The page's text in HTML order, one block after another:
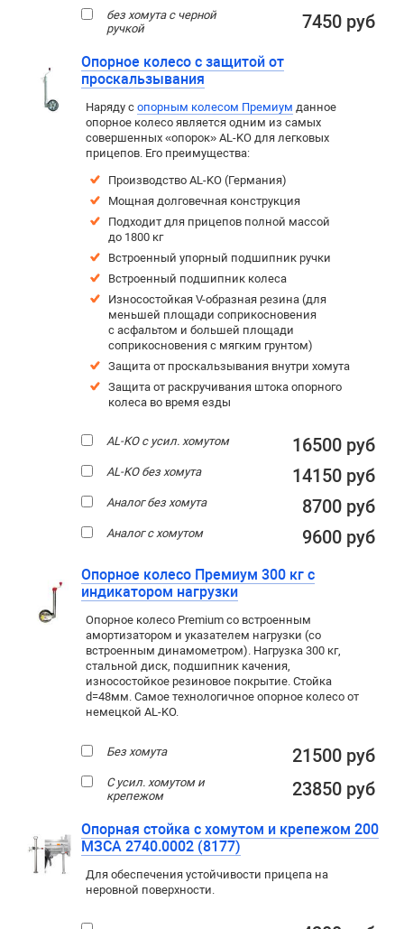
без хомута с черной
ручкой
7450 руб
Опорное колесо с защитой от
проскальзывания
Наряду с опорным колесом Премиум данное
опорное колесо является одним из самых
совершенных «опорок» AL-KO для легковых
прицепов. Его преимущества:
Производство AL-KO (Германия)
Мощная долговечная конструкция
Подходит для прицепов полной массой
до 1800 кг
Встроенный упорный подшипник ручки
Встроенный подшипник колеса
Износостойкая V-образная резина (для
меньшей площади соприкосновения
с асфальтом и большей площади
соприкосновения с мягким грунтом)
Защита от проскальзывания внутри хомута
Защита от раскручивания штока опорного
колеса во время езды
AL-KO с усил. хомутом 16500 руб
AL-KO без хомута 14150 руб
Аналог без хомута 8700 руб
Аналог с хомутом 9600 руб
Опорное колесо Премиум 300 кг с
индикатором нагрузки
Опорное колесо Premium со встроенным
амортизатором и указателем нагрузки (со
встроенным динамометром). Нагрузка 300 кг,
стальной диск, подшипник качения,
износостойкое резиновое покрытие. Стойка
d=48мм. Самое технологичное опорное колесо от
немецкой AL-KO.
Без хомута 21500 руб
С усил. хомутом и
крепежом
23850 руб
Опорная стойка с хомутом и крепежом 200
МЗСА 2740.0002 (8177)
Для обеспечения устойчивости прицепа на
неровной поверхности.